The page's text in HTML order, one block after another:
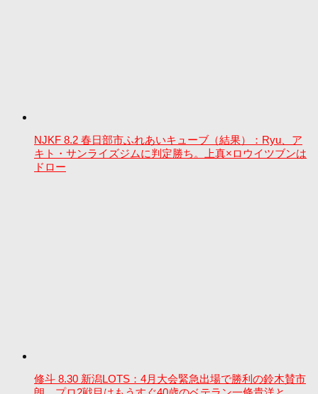
NJKF 8.2 春日部市ふれあいキューブ（結果）：Ryu、ア
キト・サンライズジムに判定勝ち。上真×ロウイツブンは
ドロー
修斗 8.30 新潟LOTS：4月大会緊急出場で勝利の鈴木賛市